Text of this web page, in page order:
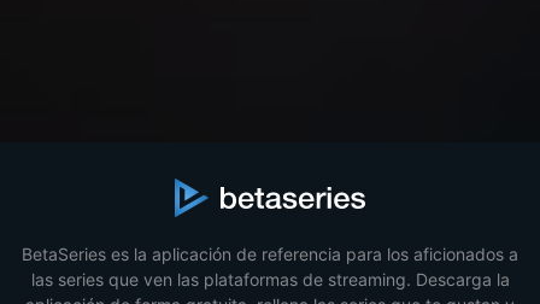
BetaSeries es la aplicación de referencia para los aficionados a
las series que ven las plataformas de streaming. Descarga la